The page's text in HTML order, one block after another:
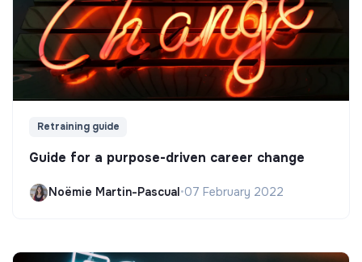
Retraining guide
Guide for a purpose-driven career change
Noëmie Martin-Pascual•07 February 2022